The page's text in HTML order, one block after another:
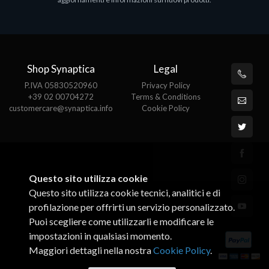
Shop Synaptica
P.IVA 05830520960
+39 02 00704272
customercare@synaptica.info
Legal
Privacy Policy
Terms & Conditions
Cookie Policy
Questo sito utilizza cookie
Questo sito utilizza cookie tecnici, analitici e di
profilazione per offrirti un servizio personalizzato.
Puoi scegliere come utilizzarli e modificare le
impostazioni in qualsiasi momento.
Maggiori dettagli nella nostraCookie Policy.